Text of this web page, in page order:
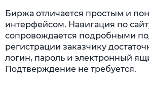
Биржа отличается простым и
интерфейсом. Навигация по
сопровождается подробными
регистрации заказчику
логин, пароль и электронный
Подтверждение не требуется.